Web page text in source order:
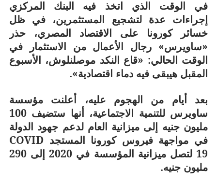
في الوقت الذي اتخذ فيه البنك المركزي
إجراءات عدة لتشجيع المستثمرين، في ظل
خسائر كورونا على الاقتصاد المصري، حذر
«ساويرس» رجال الأعمال من الاستثمار في
الوقت الحالي: «قاع النكد موصلنلوش، الأسبوع
المقبل هيبقى فيه دماء اقتصادية».
بعد أيام من الهجوم عليه، أعلنت مؤسسة
ساويرس للتنمية الاجتماعية، أنها ستضيف 100
مليون جنيه إلى ميزانية العام لدعم جهود الدولة
في مواجهة فيروس كورونا المستجدCOVID
19
لتصل ميزانية المؤسسة في 2020 إلى 290
مليون جنيه.